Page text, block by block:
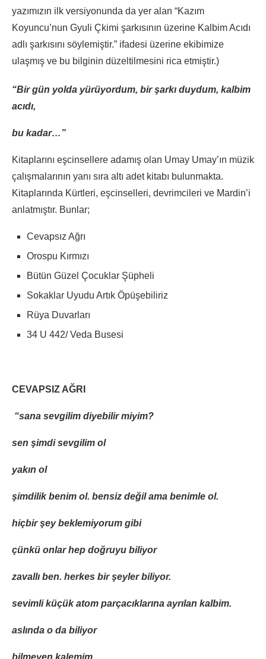
yazımızın ilk versiyonunda da yer alan “Kazım
Koyuncu’nun Gyuli Çkimi şarkısının üzerine Kalbim Acıdı
adlı şarkısını söylemiştir.” ifadesi üzerine ekibimize
ulaşmış ve bu bilginin düzeltilmesini rica etmiştir.)
“Bir gün yolda yürüyordum, bir şarkı duydum, kalbim
acıdı,
bu kadar…”
Kitaplarını eşcinsellere adamış olan Umay Umay’ın müzik
çalışmalarının yanı sıra altı adet kitabı bulunmakta.
Kitaplarında Kürtleri, eşcinselleri, devrimcileri ve Mardin’i
anlatmıştır. Bunlar;
Cevapsız Ağrı
Orospu Kırmızı
Bütün Güzel Çocuklar Şüpheli
Sokaklar Uyudu Artık Öpüşebiliriz
Rüya Duvarları
34 U 442/ Veda Busesi
CEVAPSIZ AĞRI
“sana sevgilim diyebilir miyim?
sen şimdi sevgilim ol
yakın ol
şimdilik benim ol. bensiz değil ama benimle ol.
hiçbir şey beklemiyorum gibi
çünkü onlar hep doğruyu biliyor
zavallı ben. herkes bir şeyler biliyor.
sevimli küçük atom parçacıklarına ayrılan kalbim.
aslında o da biliyor
bilmeyen kalemim